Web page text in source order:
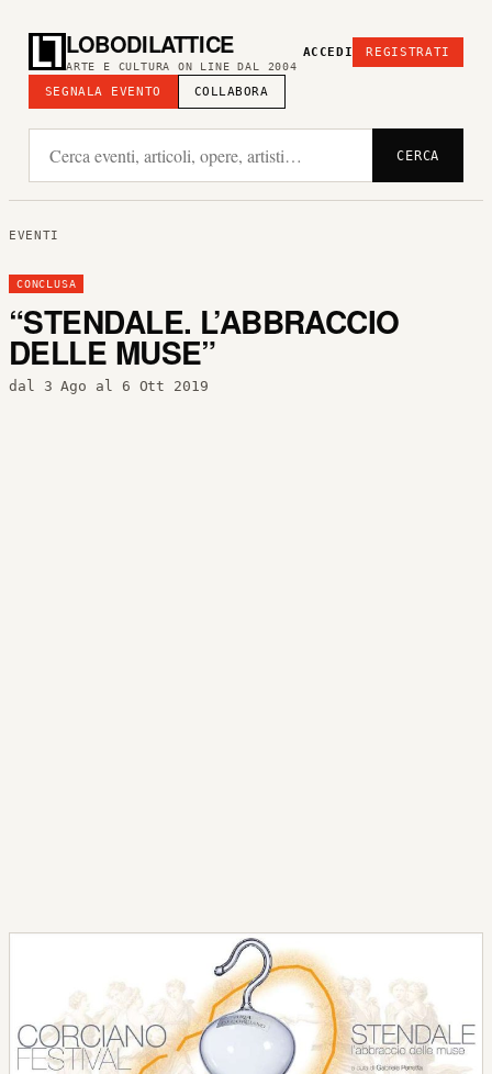
LOBODILATTICE
ARTE E CULTURA ON LINE DAL 2004
SEGNALA EVENTO COLLABORA
ACCEDI REGISTRATI
CERCA
EVENTI
CONCLUSA
“STENDALE. L’ABBRACCIO
DELLE MUSE”
dal 3 Ago al 6 Ott 2019